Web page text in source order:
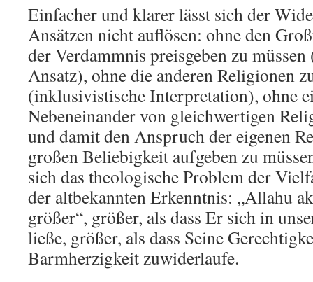
Einfacher und klarer lässt sich der
Ansätzen nicht auflösen: ohne den
der Verdammnis preisgeben zu
Ansatz), ohne die anderen Religionen
(inklusivistische Interpretation), ohne
Nebeneinander von gleichwertigen
und damit den Anspruch der eigenen
großen Beliebigkeit aufgeben zu
sich das theologische Problem der
der altbekannten Erkenntnis: „Allahu
größer“, größer, als dass Er sich in
ließe, größer, als dass Seine
Barmherzigkeit zuwiderlaufe.